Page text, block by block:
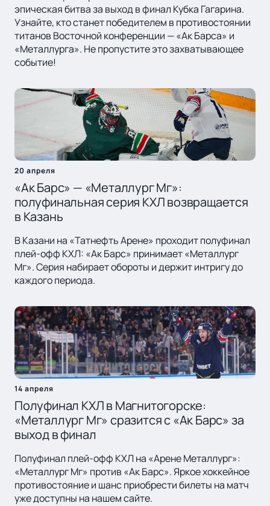
эпическая битва за выход в финал Кубка Гагарина.
Узнайте, кто станет победителем в противостоянии
титанов Восточной конференции — «Ак Барса» и
«Металлурга». Не пропустите это захватывающее
событие!
20 апреля
«Ак Барс» — «Металлург Мг»:
полуфинальная серия КХЛ возвращается
в Казань
В Казани на «Татнефть Арене» проходит полуфинал
плей-офф КХЛ: «Ак Барс» принимает «Металлург
Мг». Серия набирает обороты и держит интригу до
каждого периода.
14 апреля
Полуфинал КХЛ в Магнитогорске:
«Металлург Мг» сразится с «Ак Барс» за
выход в финал
Полуфинал плей-офф КХЛ на «Арене Металлург»:
«Металлург Мг» против «Ак Барс». Яркое хоккейное
противостояние и шанс приобрести билеты на матч
уже доступны на нашем сайте.